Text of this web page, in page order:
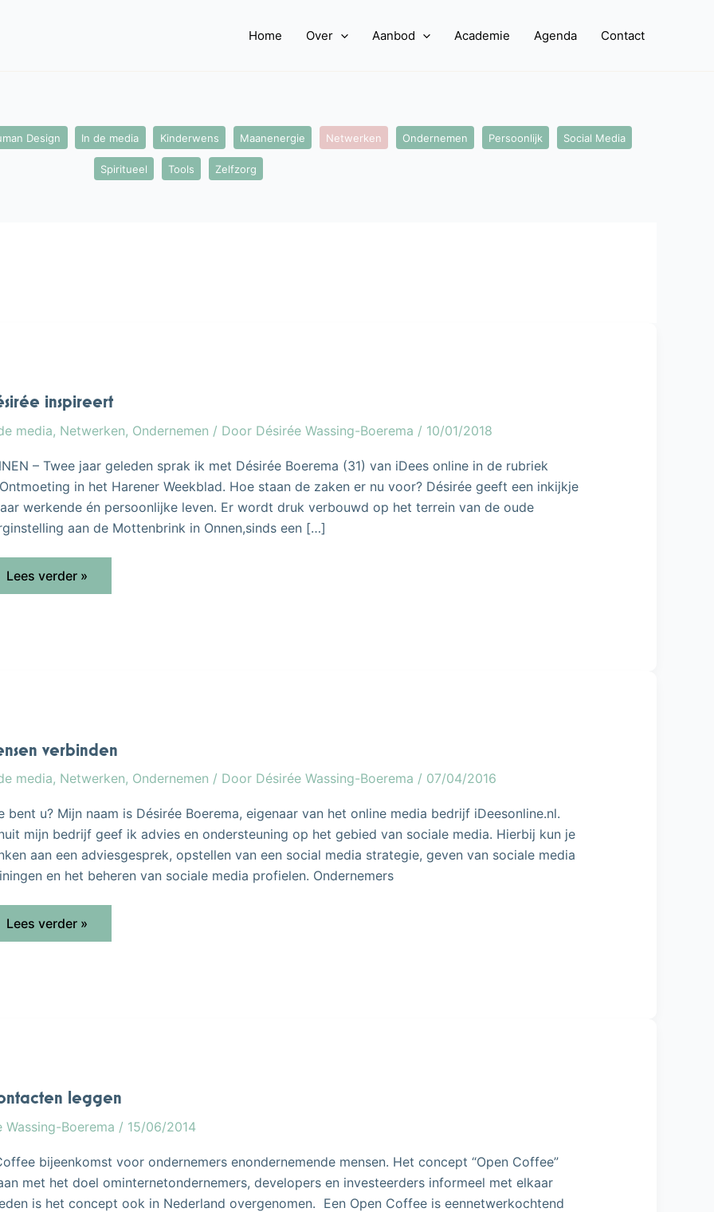
Home Over Aanbod Academie Agenda Contact
Design In de media Kinderwens Maanenergie Netwerken Ondernemen Persoonlijk Social Media
Spiritueel Tools Zelfzorg
inspireert
media, Netwerken, Ondernemen / Door Désirée Wassing-Boerema / 10/01/2018
– Twee jaar geleden sprak ik met Désirée Boerema (31) van iDees online in de rubriek
in het Harener Weekblad. Hoe staan de zaken er nu voor? Désirée geeft een inkijkje
werkende én persoonlijke leven. Er wordt druk verbouwd op het terrein van de oude
aan de Mottenbrink in Onnen,sinds een […]
Lees verder »
verbinden
media, Netwerken, Ondernemen / Door Désirée Wassing-Boerema / 07/04/2016
bent u? Mijn naam is Désirée Boerema, eigenaar van het online media bedrijf iDeesonline.nl.
mijn bedrijf geef ik advies en ondersteuning op het gebied van sociale media. Hierbij kun je
aan een adviesgesprek, opstellen van een social media strategie, geven van sociale media
en het beheren van sociale media profielen. Ondernemers
Lees verder »
leggen
Wassing-Boerema / 15/06/2014
bijeenkomst voor ondernemers enondernemende mensen. Het concept “Open Coffee”
met het doel ominternetondernemers, developers en investeerders informeel met elkaar
is het concept ook in Nederland overgenomen. Een Open Coffee is eennetwerkochtend